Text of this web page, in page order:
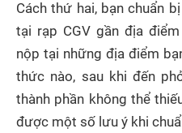
Cách thứ hai, bạn chuẩn
tại rạp CGV gần địa
nộp tại những địa điểm
thức nào, sau khi đến
thành phần không thể
được một số lưu ý khi